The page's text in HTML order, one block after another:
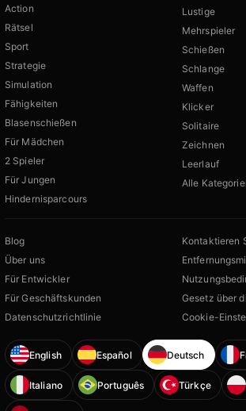
Action
Rätsel
Sport
Strategie
Simulation
Fähigkeiten
Blasenschießen
Für Mädchen
2 Spieler
Für Jungen
Hindernisparcours
Lustige
Mehrspieler
Schießen
Schlange
Waffen
Klicker
Solitaire
Zeichnen
Leerlauf
Alle
Blog
Über uns
Für Entwickler
Für Geschäftskunden
Datenschutzrichtlinie
Kontaktieren
Gesetz über
Cookie-
English Español Deutsch
Italiano Português Türkçe